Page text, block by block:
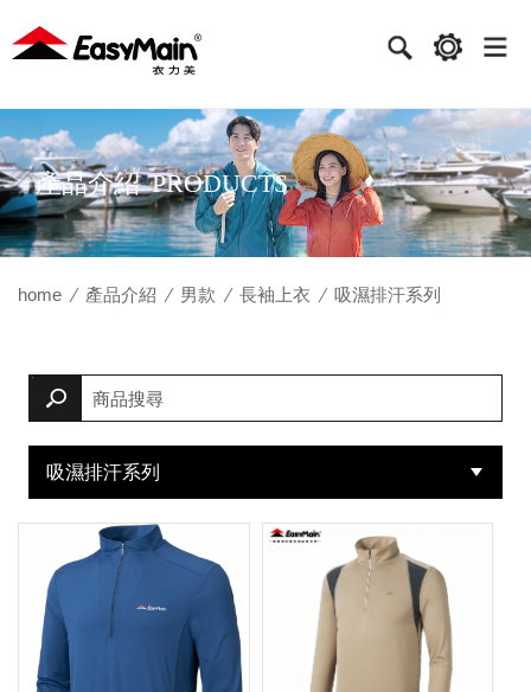
衣
力
美
實
業產品介紹 PRODUCTS
home 產品介紹 男款 長袖上衣 吸濕排汗系列
吸濕排汗系列